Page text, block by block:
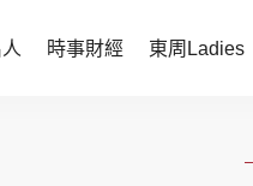
時事財經 東周Ladies